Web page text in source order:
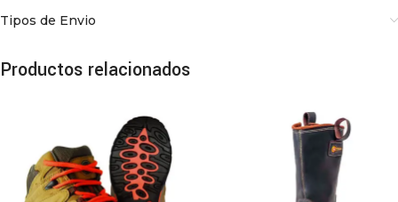
Tipos de Envio
Productos relacionados